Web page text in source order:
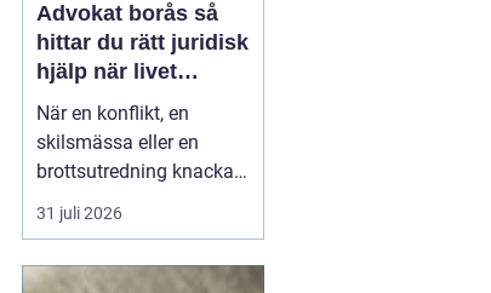
Advokat borås så
hittar du rätt juridisk
hjälp när livet
krånglar
När en konflikt, en
skilsmässa eller en
brottsutredning knackar
på dörren förändras
vardagen snabbt.
länge med att kontakta
31 juli 2026